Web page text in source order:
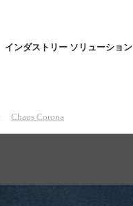
インダストリー ソリューション
Chaos Corona